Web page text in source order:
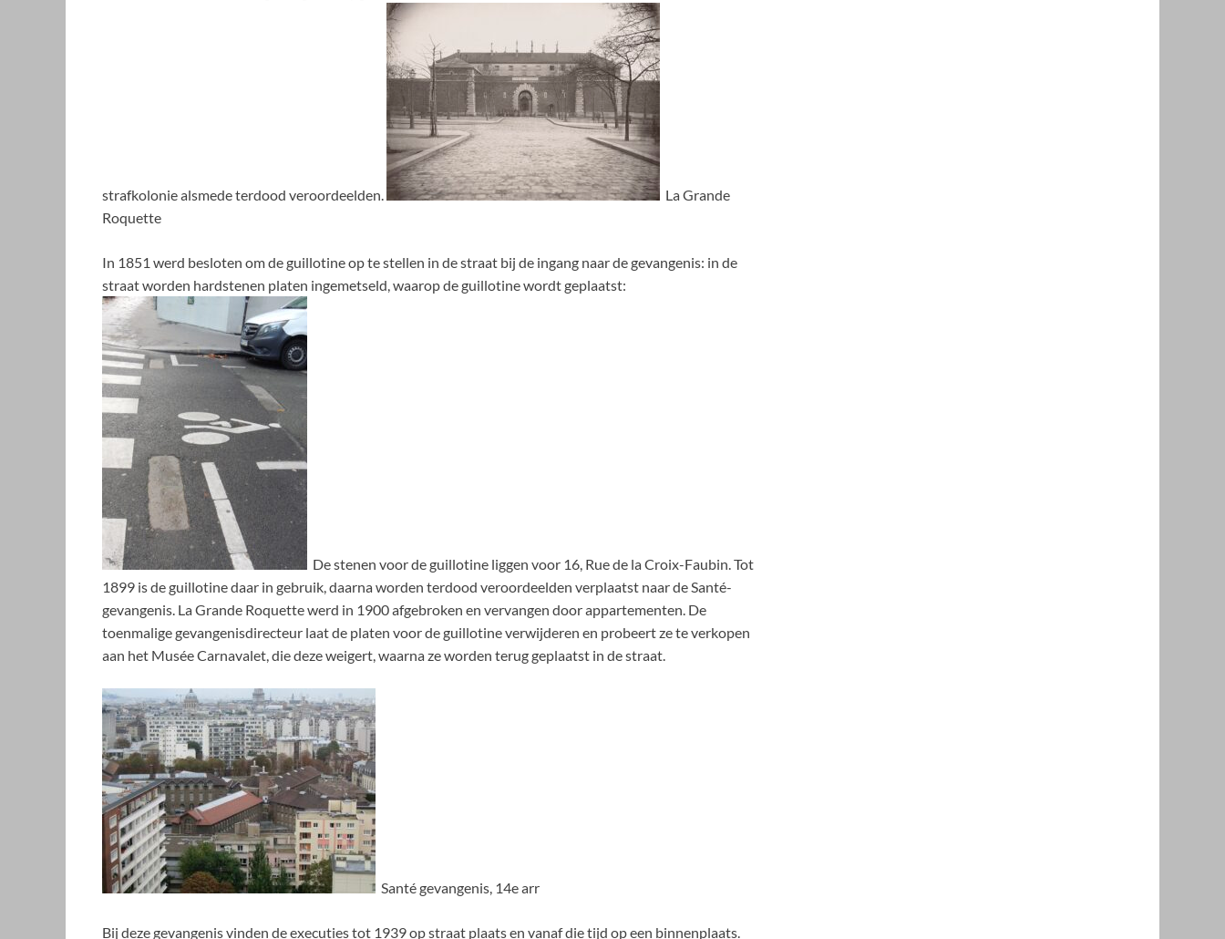
strafkolonie alsmede terdood veroordeelden.
La Grande
Roquette
In 1851 werd besloten om de guillotine op te stellen in de straat bij de ingang naar de gevangenis: in de
straat worden hardstenen platen ingemetseld, waarop de guillotine wordt geplaatst:
De stenen voor de guillotine liggen voor 16, Rue de la Croix-Faubin. Tot
1899 is de guillotine daar in gebruik, daarna worden terdood veroordeelden verplaatst naar de Santé-
gevangenis. La Grande Roquette werd in 1900 afgebroken en vervangen door appartementen. De
toenmalige gevangenisdirecteur laat de platen voor de guillotine verwijderen en probeert ze te verkopen
aan het Musée Carnavalet, die deze weigert, waarna ze worden terug geplaatst in de straat.
Santé gevangenis, 14e arr
Bij deze gevangenis vinden de executies tot 1939 op straat plaats en vanaf die tijd op een binnenplaats.